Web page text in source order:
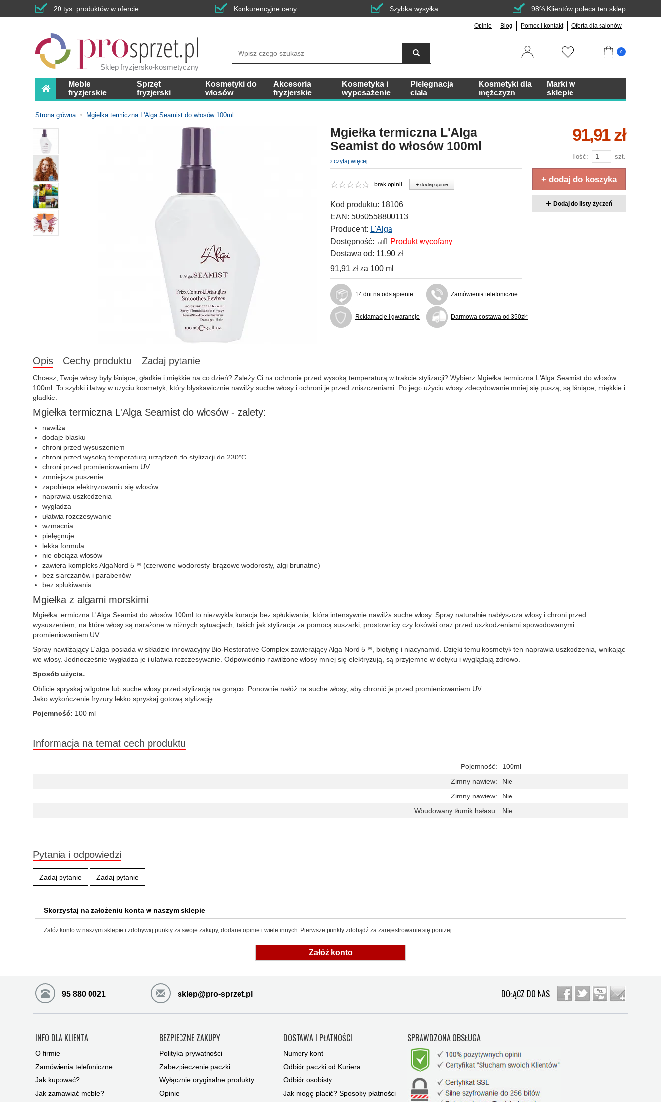
20 tys. produktów w ofercie Konkurencyjne ceny Szybka wysyłka 98% Klientów poleca ten sklep
Opinie Blog Pomoc i kontakt Oferta dla salonów
Sklep fryzjersko-kosmetyczny
0
Meble
fryzjerskie
Sprzęt
fryzjerski
Kosmetyki do
włosów
Akcesoria
fryzjerskie
Kosmetyka i
wyposażenie
Pielęgnacja
ciała
Kosmetyki dla
mężczyzn
Marki w
sklepie
Strona główna Mgiełka termiczna L'Alga Seamist do włosów 100ml
Mgiełka termiczna L'Alga
Seamist do włosów 100ml
czytaj więcej
brak opinii + dodaj opinie
Kod produktu: 18106
EAN: 5060558800113
Producent: L'Alga
Dostępność:
Produkt wycofany
Dostawa od: 11,90 zł
91,91 zł za 100 ml
14 dni na odstąpienie Zamówienia telefoniczne
Reklamacje i gwarancje Darmowa dostawa od 350zł*
91,91 zł
Ilość: szt.
+ dodaj do koszyka
Dodaj do listy życzeń
Opis Cechy produktu Zadaj pytanie
Chcesz, Twoje włosy były lśniące, gładkie i miękkie na co dzień? Zależy Ci na ochronie przed wysoką temperaturą w trakcie stylizacji? Wybierz Mgiełka termiczna L'Alga Seamist do włosów
100ml. To szybki i łatwy w użyciu kosmetyk, który błyskawicznie nawilży suche włosy i ochroni je przed zniszczeniami. Po jego użyciu włosy zdecydowanie mniej się puszą, są lśniące, miękkie i
gładkie.
Mgiełka termiczna L'Alga Seamist do włosów - zalety:
nawilża
dodaje blasku
chroni przed wysuszeniem
chroni przed wysoką temperaturą urządzeń do stylizacji do 230°C
chroni przed promieniowaniem UV
zmniejsza puszenie
zapobiega elektryzowaniu się włosów
naprawia uszkodzenia
wygładza
ułatwia rozczesywanie
wzmacnia
pielęgnuje
lekka formuła
nie obciąża włosów
zawiera kompleks AlgaNord 5™ (czerwone wodorosty, brązowe wodorosty, algi brunatne)
bez siarczanów i parabenów
bez spłukiwania
Mgiełka z algami morskimi
Mgiełka termiczna L'Alga Seamist do włosów 100ml to niezwykła kuracja bez spłukiwania, która intensywnie nawilża suche włosy. Spray naturalnie nabłyszcza włosy i chroni przed
wysuszeniem, na które włosy są narażone w różnych sytuacjach, takich jak stylizacja za pomocą suszarki, prostownicy czy lokówki oraz przed uszkodzeniami spowodowanymi
promieniowaniem UV.
Spray nawilżający L'alga posiada w składzie innowacyjny Bio-Restorative Complex zawierający Alga Nord 5™, biotynę i niacynamid. Dzięki temu kosmetyk ten naprawia uszkodzenia, wnikając
we włosy. Jednocześnie wygładza je i ułatwia rozczesywanie. Odpowiednio nawilżone włosy mniej się elektryzują, są przyjemne w dotyku i wyglądają zdrowo.
Sposób użycia:
Obficie spryskaj wilgotne lub suche włosy przed stylizacją na gorąco. Ponownie nałóż na suche włosy, aby chronić je przed promieniowaniem UV.
Jako wykończenie fryzury lekko spryskaj gotową stylizację.
Pojemność: 100 ml
Informacja na temat cech produktu
Pojemność:
100ml
Zimny nawiew:
Nie
Zimny nawiew:
Nie
Wbudowany tłumik hałasu:
Nie
Pytania i odpowiedzi
Zadaj pytanie Zadaj pytanie
Skorzystaj na założeniu konta w naszym sklepie
Załóż konto w naszym sklepie i zdobywaj punkty za swoje zakupy, dodane opinie i wiele innych. Pierwsze punkty zdobądź za zarejestrowanie się poniżej:
Załóż konto
95 880 0021 sklep@pro-sprzet.pl DOŁĄCZ DO NAS
INFO DLA KLIENTA
O firmie
Zamówienia telefoniczne
Jak kupować?
Jak zamawiać meble?
BEZPIECZNE ZAKUPY
Polityka prywatności
Zabezpieczenie paczki
Wyłącznie oryginalne produkty
Opinie
DOSTAWA I PŁATNOŚCI
Numery kont
Odbiór paczki od Kuriera
Odbiór osobisty
Jak mogę płacić? Sposoby płatności
SPRAWDZONA OBSŁUGA